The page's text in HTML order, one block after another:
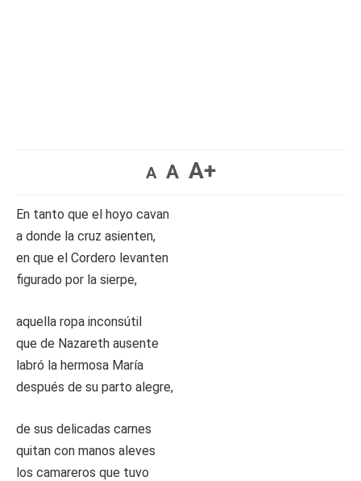
A A A+
En tanto que el hoyo cavan
a donde la cruz asienten,
en que el Cordero levanten
figurado por la sierpe,
aquella ropa inconsútil
que de Nazareth ausente
labró la hermosa María
después de su parto alegre,
de sus delicadas carnes
quitan con manos aleves
los camareros que tuvo